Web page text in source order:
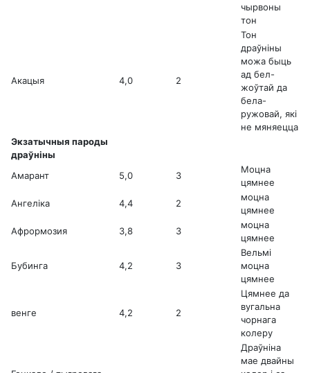
чырвоны
тон
Акацыя 4,0 2
Тон
драўніны
можа быць
ад бел-
жоўтай да
бела-
ружовай, які
не мяняецца
Экзатычныя пароды
драўніны
Амарант
5,0 3
Моцна
цямнее
Ангеліка
4,4 2
моцна
цямнее
Афрормозия
3,8 3
моцна
цямнее
Бубинга 4,2 3
Вельмі
моцна
цямнее
венге 4,2 2
Цямнее да
вугальна
чорнага
колеру
Драўніна
мае двайны